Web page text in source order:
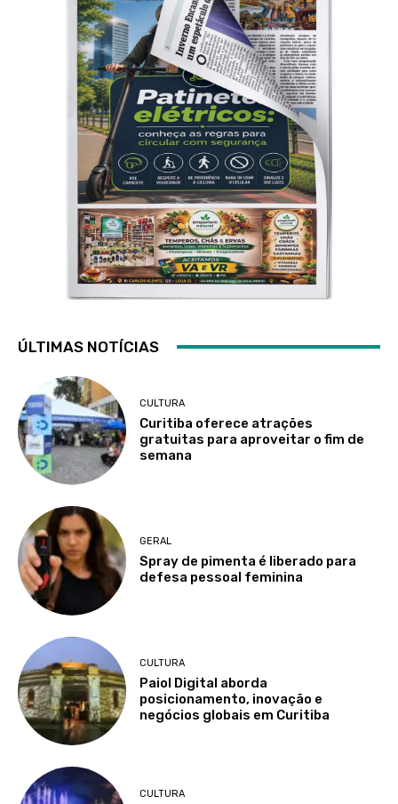
ÚLTIMAS NOTÍCIAS
CULTURA
Curitiba oferece atrações
gratuitas para aproveitar o fim de
semana
GERAL
Spray de pimenta é liberado para
defesa pessoal feminina
CULTURA
Paiol Digital aborda
posicionamento, inovação e
negócios globais em Curitiba
CULTURA